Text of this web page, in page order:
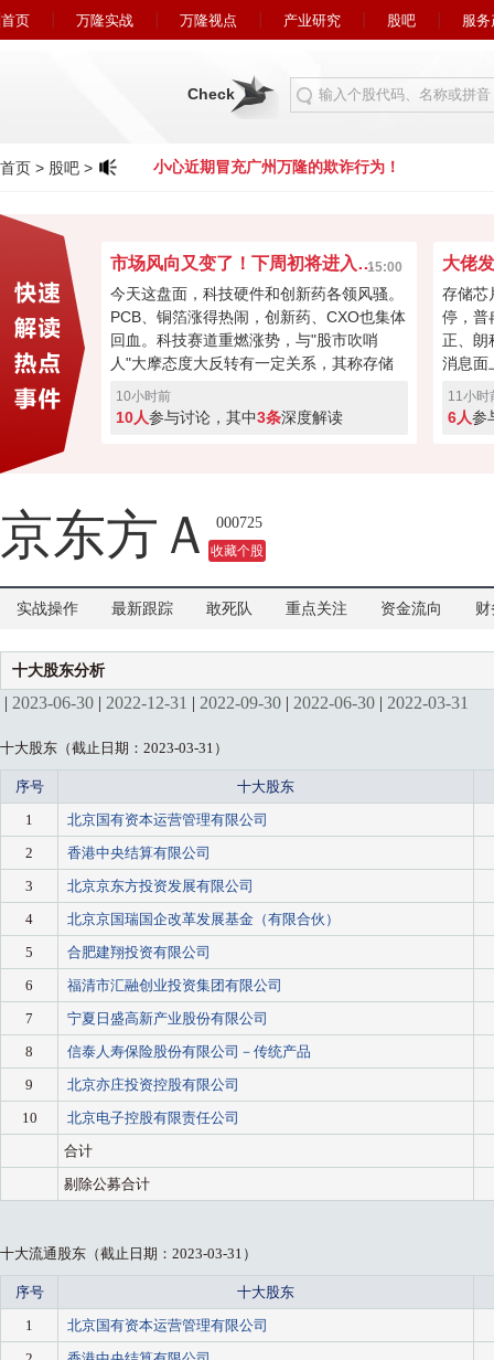
首页 万隆实战 万隆视点 产业研究 股吧 服
Check
首页 > 股吧 >
诈行为！ 小心近期冒充广州万隆的欺诈行为！
市场风向又变了！下周初将进入关键窗口？15:00
今天这盘面，科技硬件和创新药各领风骚。
PCB、铜箔涨得热闹，创新药、CXO也集体
回血。科技赛道重燃涨势，与"股市吹哨
人"大摩态度大反转有一定关系，其称存储
最悲观过去，市场焦点要转向资本回馈，回
购、现金流或将成新催化。经过本周的连续
10小时前
10人参与讨论，其中3条深度解读
存储芯
停，普
正、朗
消息面
长速
芯片
11小时
6人参
京东方Ａ 000725
收藏个股
实战操作 最新跟踪 敢死队 重点关注 资金流向